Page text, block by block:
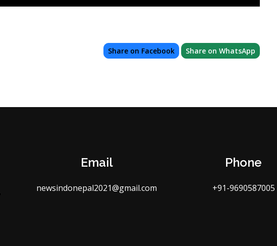
Share on Facebook Share on WhatsApp
Email
newsindonepal2021@gmail.com
Phone
+91-9690587005